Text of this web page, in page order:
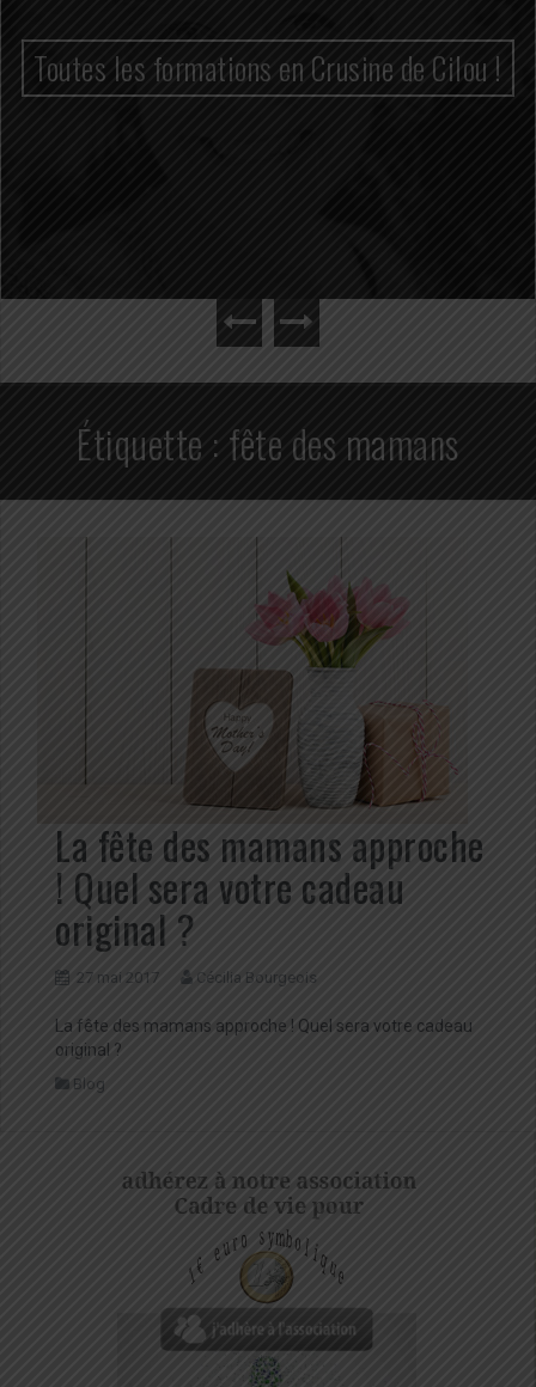
Toutes les formations en Crusine de Cilou !
Étiquette : fête des mamans
La fête des mamans approche
! Quel sera votre cadeau
original ?
27 mai 2017 Cécilia Bourgeois
La fête des mamans approche ! Quel sera votre cadeau
original ?
Blog